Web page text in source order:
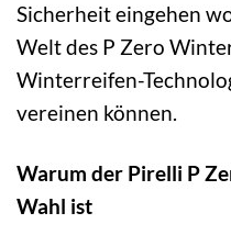
Sicherheit eingehen
Welt des P Zero
Winterreifen-
vereinen können.
Warum der Pirelli P
Wahl ist